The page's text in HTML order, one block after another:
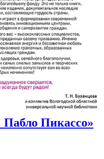
Пабло Пикассо»